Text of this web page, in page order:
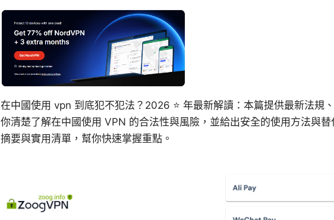
在中國使用 vpn 到底犯不犯法？2026 ⭐ 年最新解讀：本篇提供最新法規
你清楚了解在中國使用 VPN 的合法性與風險，並給出安全的使用方法與
摘要與實用清單，幫你快速掌握重點。